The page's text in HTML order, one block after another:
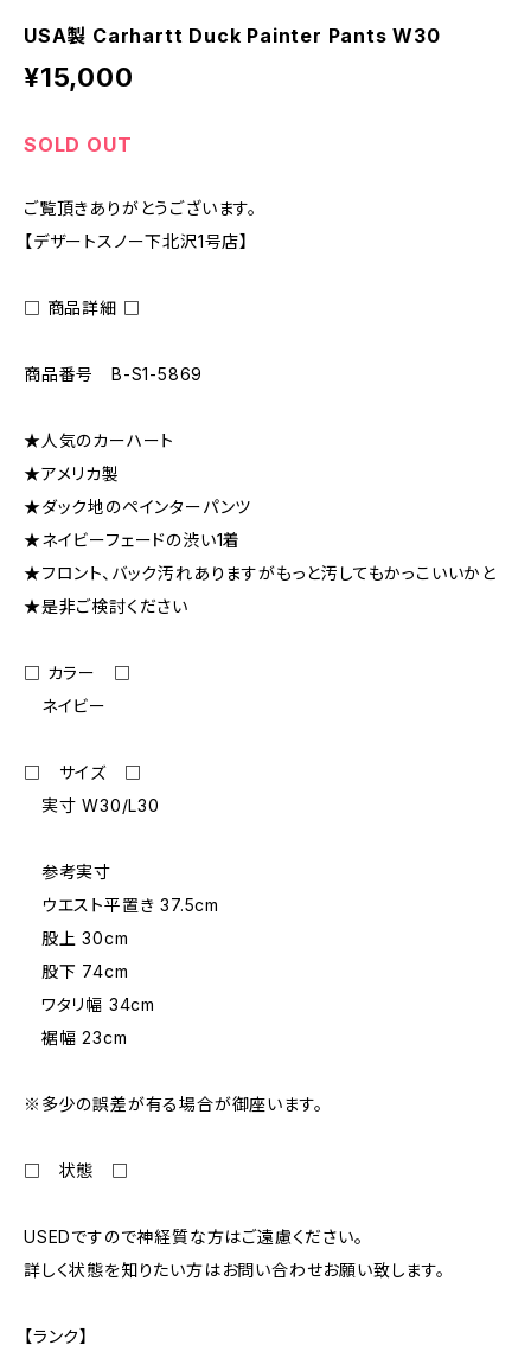
USA製 Carhartt Duck Painter Pants W30
¥15,000
SOLD OUT
ご覧頂きありがとうございます。
【デザートスノー下北沢1号店】
□ 商品詳細 □
商品番号 B-S1-5869
★人気のカーハート
★アメリカ製
★ダック地のペインターパンツ
★ネイビーフェードの渋い1着
★フロント、バック汚れありますがもっと汚してもかっこいいかと
★是非ご検討ください
□ カラー □
ネイビー
□ サイズ □
実寸 W30/L30
参考実寸
ウエスト平置き 37.5cm
股上 30cm
股下 74cm
ワタリ幅 34cm
裾幅 23cm
※多少の誤差が有る場合が御座います。
□ 状態 □
USEDですので神経質な方はご遠慮ください。
詳しく状態を知りたい方はお問い合わせお願い致します。
【ランク】